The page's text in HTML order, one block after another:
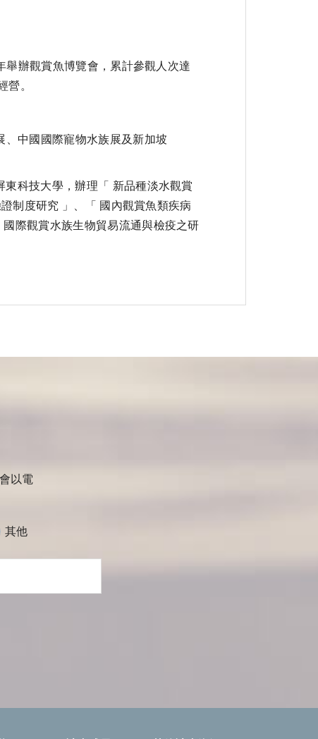
辦觀賞魚博覽會，累計參觀人次達
營。
中國國際寵物水族展及新加坡
科技大學，辦理「 新品種淡水觀賞
制度研究 」、「 國內觀賞魚類疾病
際觀賞水族生物貿易流通與檢疫之研
以電
其他